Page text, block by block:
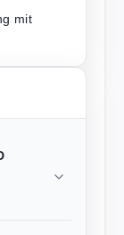
mit